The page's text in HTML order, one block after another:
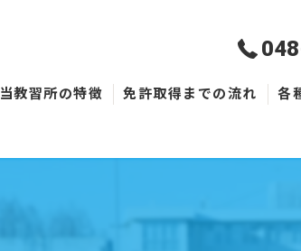
当教習所の特徴 免許取得までの流れ 各